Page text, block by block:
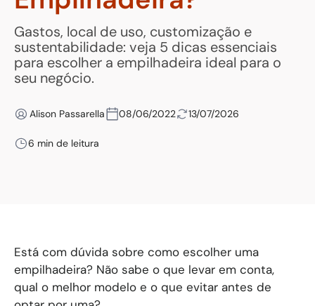
Gastos, local de uso, customização e
sustentabilidade: veja 5 dicas essenciais
para escolher a empilhadeira ideal para o
seu negócio.
Alison Passarella 08/06/2022 13/07/2026
6 min de leitura
Está com dúvida sobre como escolher uma
empilhadeira? Não sabe o que levar em conta,
qual o melhor modelo e o que evitar antes de